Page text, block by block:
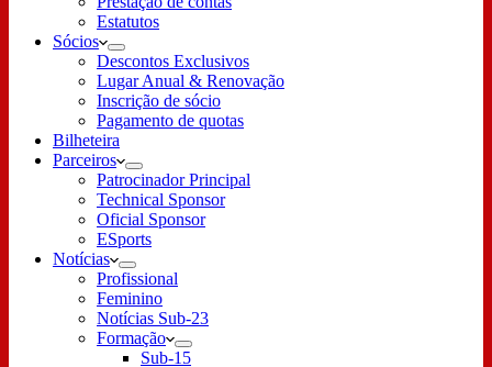
Estatutos
Sócios
Descontos Exclusivos
Lugar Anual & Renovação
Inscrição de sócio
Pagamento de quotas
Bilheteira
Parceiros
Patrocinador Principal
Technical Sponsor
Oficial Sponsor
ESports
Notícias
Profissional
Feminino
Notícias Sub-23
Formação
Sub-15